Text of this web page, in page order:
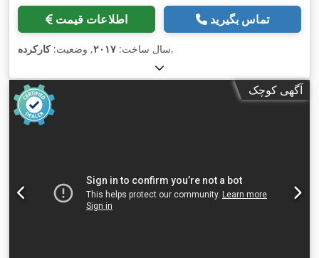
اطلاعات قیمت تماس بگیرید
سال ساخت: ۲۰۱۷, وضعیت:کارکرده ,
آگهی کوچک